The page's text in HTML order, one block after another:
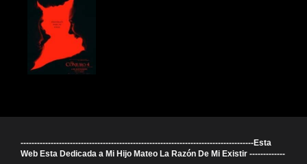
-------------------------------------------------------------------------------------Esta
Web Esta Dedicada a Mi Hijo Mateo La Razón De Mi Existir -------------